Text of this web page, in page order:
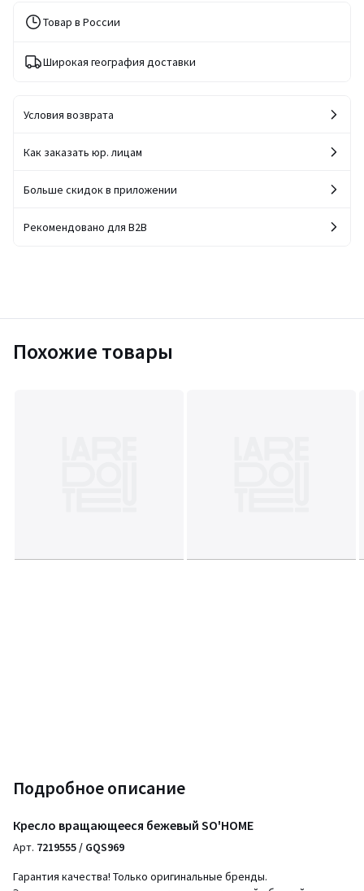
Товар в России
Широкая география доставки
Условия возврата
Как заказать юр. лицам
Больше скидок в приложении
Рекомендовано для B2B
Похожие товары
Подробное описание
Кресло вращающееся бежевый SO'HOME
Арт. 7219555 / GQS969
Гарантия качества! Только оригинальные бренды.